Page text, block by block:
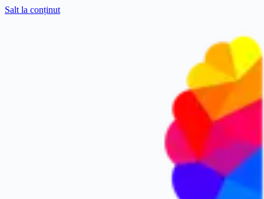
Salt la conținut